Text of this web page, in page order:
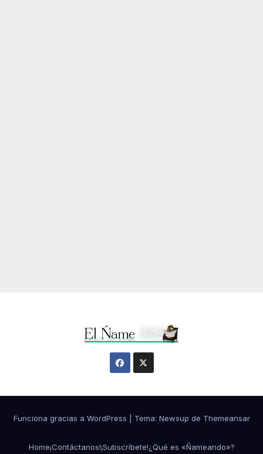
Funciona gracias a WordPress Tema: Newsup de Themeansar
Home¡Contáctanos!¡Subscríbete!¿Qué es «Ñameando»?